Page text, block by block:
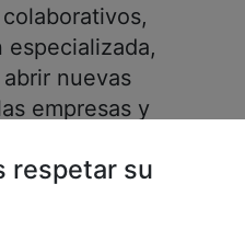
especializada,
nuevas
empresas y
respetar su